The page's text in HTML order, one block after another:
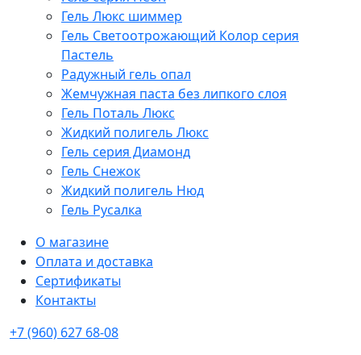
Гель Люкс шиммер
Гель Светоотрожающий Колор серия
Пастель
Радужный гель опал
Жемчужная паста без липкого слоя
Гель Поталь Люкс
Жидкий полигель Люкс
Гель серия Диамонд
Гель Снежок
Жидкий полигель Нюд
Гель Русалка
О магазине
Оплата и доставка
Cертификаты
Контакты
+7 (960) 627 68-08